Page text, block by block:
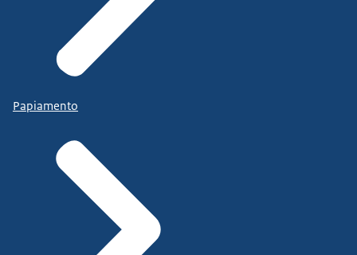
Papiamento